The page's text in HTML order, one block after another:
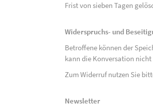
Frist von sieben Tagen
Widerspruchs- und
Betroffene können der
kann die Konversation
Zum Widerruf nutzen Sie
Newsletter